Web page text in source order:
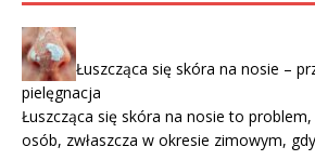
Łuszcząca się skóra na nosie –
pielęgnacja
Łuszcząca się skóra na nosie to
osób, zwłaszcza w okresie zimowym,